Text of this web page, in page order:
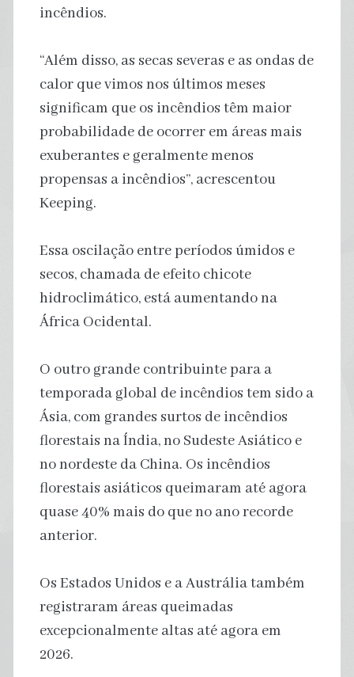
incêndios.
“Além disso, as secas severas e as ondas de
calor que vimos nos últimos meses
significam que os incêndios têm maior
probabilidade de ocorrer em áreas mais
exuberantes e geralmente menos
propensas a incêndios”, acrescentou
Keeping.
Essa oscilação entre períodos úmidos e
secos, chamada de efeito chicote
hidroclimático, está aumentando na
África Ocidental.
O outro grande contribuinte para a
temporada global de incêndios tem sido a
Ásia, com grandes surtos de incêndios
florestais na Índia, no Sudeste Asiático e
no nordeste da China. Os incêndios
florestais asiáticos queimaram até agora
quase 40% mais do que no ano recorde
anterior.
Os Estados Unidos e a Austrália também
registraram áreas queimadas
excepcionalmente altas até agora em
2026.